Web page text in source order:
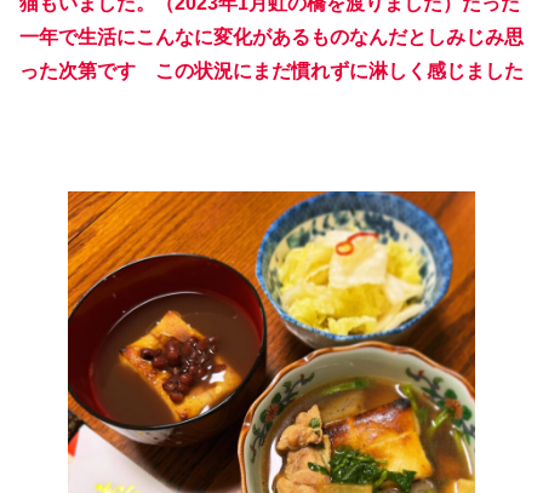
一年で生活にこんなに変化があるものなんだとしみじみ思
った次第です
この状況にまだ慣れずに淋しく感じました